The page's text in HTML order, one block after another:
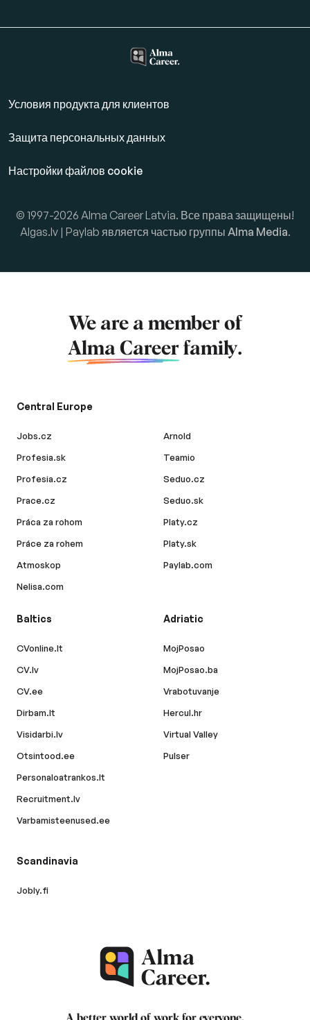
Условия продукта для клиентов
Защита персональных данных
Настройки файлов cookie
© 1997-2026 Alma Career Latvia. Все права защищены!
Algas.lv | Paylab является частью группы Alma Media.
We are a member of
Alma Career family.
Central Europe
Jobs.cz
Profesia.sk
Profesia.cz
Prace.cz
Práca za rohom
Práce za rohem
Atmoskop
Nelisa.com
Arnold
Teamio
Seduo.cz
Seduo.sk
Platy.cz
Platy.sk
Paylab.com
Baltics
CVonline.lt
CV.lv
CV.ee
Dirbam.lt
Visidarbi.lv
Otsintood.ee
Personaloatrankos.lt
Recruitment.lv
Varbamisteenused.ee
Adriatic
MojPosao
MojPosao.ba
Vrabotuvanje
Hercul.hr
Virtual Valley
Pulser
Scandinavia
Jobly.fi